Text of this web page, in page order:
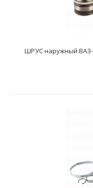
ШРУС наружный ВАЗ-